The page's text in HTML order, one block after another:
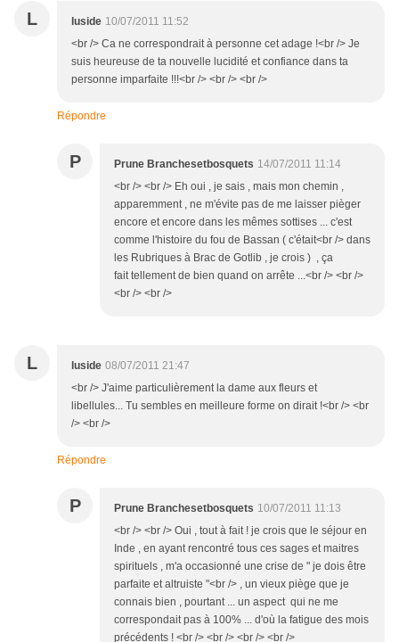
L luside 10/07/2011 11:52
<br /> Ca ne correspondrait à personne cet adage !<br /> Je
suis heureuse de ta nouvelle lucidité et confiance dans ta
personne imparfaite !!!<br /> <br /> <br />
Répondre
P Prune Branchesetbosquets 14/07/2011 11:14
<br /> <br /> Eh oui , je sais , mais mon chemin ,
apparemment , ne m'évite pas de me laisser pièger
encore et encore dans les mêmes sottises ... c'est
comme l'histoire du fou de Bassan ( c'était<br /> dans
les Rubriques à Brac de Gotlib , je crois ) , ça
fait tellement de bien quand on arrête ...<br /> <br />
<br /> <br />
L luside 08/07/2011 21:47
<br /> J'aime particulièrement la dame aux fleurs et
libellules... Tu sembles en meilleure forme on dirait !<br /> <br
/> <br />
Répondre
P Prune Branchesetbosquets 10/07/2011 11:13
<br /> <br /> Oui , tout à fait ! je crois que le séjour en
Inde , en ayant rencontré tous ces sages et maitres
spirituels , m'a occasionné une crise de " je dois être
parfaite et altruiste "<br /> , un vieux piège que je
connais bien , pourtant ... un aspect qui ne me
correspondait pas à 100% ... d'où la fatigue des mois
précédents ! <br /> <br /> <br /> <br />